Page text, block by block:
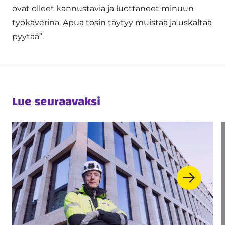
ovat olleet kannustavia ja luottaneet minuun
työkaverina. Apua tosin täytyy muistaa ja uskaltaa
pyytää”.
Lue seuraavaksi